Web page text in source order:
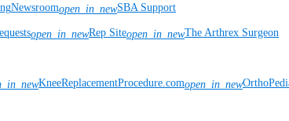
Newsroomopen_in_newSBA Support
open_in_newRep Siteopen_in_newThe Arthrex Surgeon
KneeReplacementProcedure.comopen_in_new